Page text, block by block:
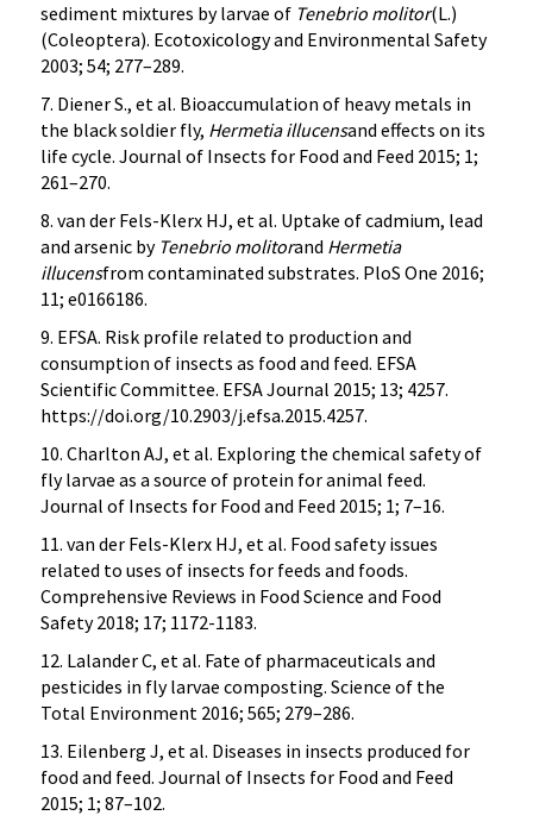
sediment mixtures by larvae of Tenebrio molitor(L.)
(Coleoptera). Ecotoxicology and Environmental Safety
2003; 54; 277–289.
7. Diener S., et al. Bioaccumulation of heavy metals in
the black soldier fly, Hermetia illucensand effects on its
life cycle. Journal of Insects for Food and Feed 2015; 1;
261–270.
8. van der Fels-Klerx HJ, et al. Uptake of cadmium, lead
and arsenic by Tenebrio molitorand Hermetia
illucensfrom contaminated substrates. PloS One 2016;
11; e0166186.
9. EFSA. Risk profile related to production and
consumption of insects as food and feed. EFSA
Scientific Committee. EFSA Journal 2015; 13; 4257.
https://doi.org/10.2903/j.efsa.2015.4257.
10. Charlton AJ, et al. Exploring the chemical safety of
fly larvae as a source of protein for animal feed.
Journal of Insects for Food and Feed 2015; 1; 7–16.
11. van der Fels-Klerx HJ, et al. Food safety issues
related to uses of insects for feeds and foods.
Comprehensive Reviews in Food Science and Food
Safety 2018; 17; 1172-1183.
12. Lalander C, et al. Fate of pharmaceuticals and
pesticides in fly larvae composting. Science of the
Total Environment 2016; 565; 279–286.
13. Eilenberg J, et al. Diseases in insects produced for
food and feed. Journal of Insects for Food and Feed
2015; 1; 87–102.